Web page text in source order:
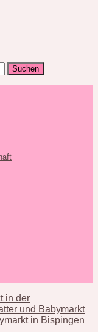
in der
und Babymarkt
in Bispingen